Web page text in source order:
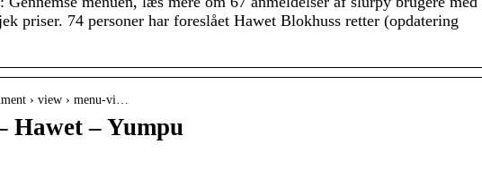
priser. 74 personer har foreslået Hawet Blokhuss retter (opdatering
› view › menu-vi…
Hawet – Yumpu